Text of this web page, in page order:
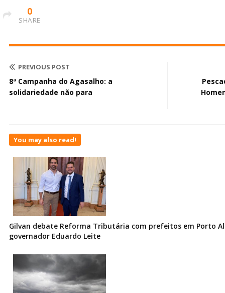
0
SHARE
PREVIOUS POST
8ª Campanha do Agasalho: a
solidariedade não para
You may also read!
Gilvan debate Reforma Tributária com prefeitos em Porto
governador Eduardo Leite